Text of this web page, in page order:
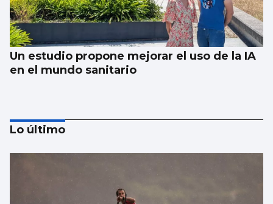
Un estudio propone mejorar el uso de la IA
en el mundo sanitario
Lo último